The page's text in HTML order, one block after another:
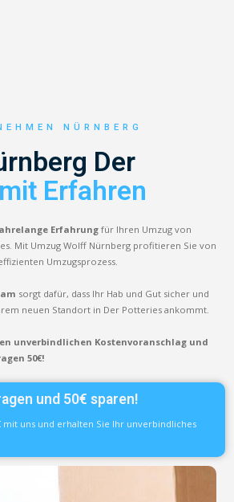
NÜRNBERG
Der
mit Erfahren
Erfahrung für Ihren Umzug von
Mit Umzug Wolff Nürnberg profitieren Sie von
Umzugsprozess.
sorgt dafür, dass Ihr Hab und Gut sicher und
neuen Standort in Der Potteries ankommt.
unverbindlichen Kostenvoranschlag und
50€!
und 50€ sparen!
mit uns und erhalten Sie Ihr unverbindliches